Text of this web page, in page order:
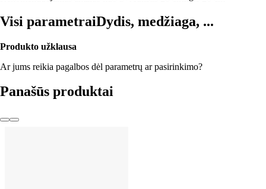
Visi parametraiDydis, medžiaga, ...
Produkto užklausa
Ar jums reikia pagalbos dėl parametrų ar pasirinkimo?
Panašūs produktai